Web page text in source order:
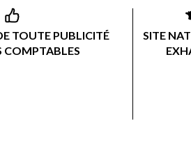
TOUTE PUBLICITÉ
COMPTABLES
SITE